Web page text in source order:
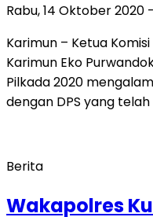
Rabu, 14 Oktober 2020
Karimun – Ketua
Karimun Eko
Pilkada 2020
dengan DPS yang
Berita
Wakapolres